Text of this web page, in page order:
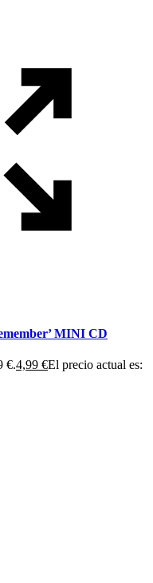
MINI CD
€.4,99 €El precio actual es: